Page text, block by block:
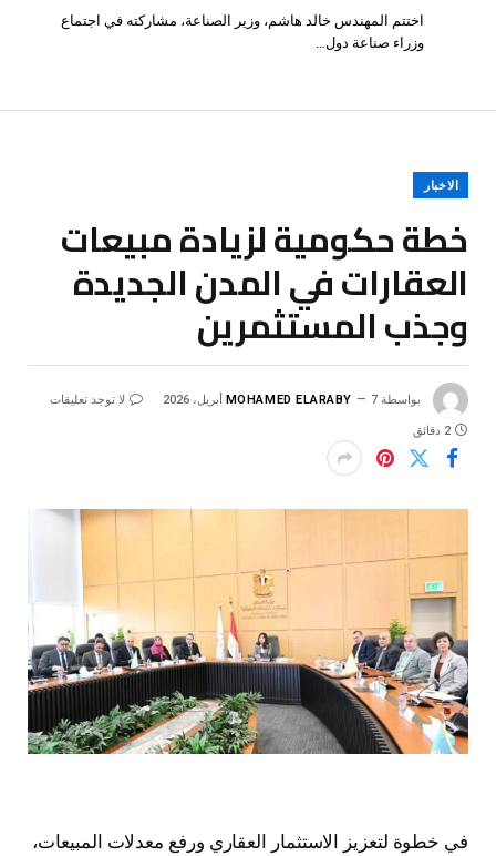
اختتم المهندس خالد هاشم، وزير الصناعة، مشاركته في اجتماع
وزراء صناعة دول…
الاخبار
خطة حكومية لزيادة مبيعات
العقارات في المدن الجديدة
وجذب المستثمرين
بواسطة MOHAMED ELARABY 7 أبريل، 2026 لا توجد تعليقات
2 دقائق
في خطوة لتعزيز الاستثمار العقاري ورفع معدلات المبيعات،